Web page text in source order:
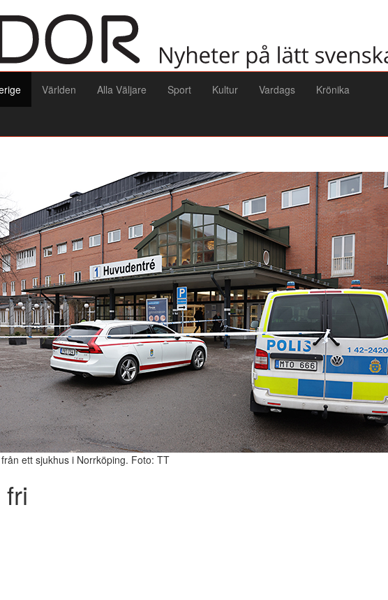
Världen Alla Väljare Sport Kultur Vardags Krönika
ett sjukhus i Norrköping. Foto: TT